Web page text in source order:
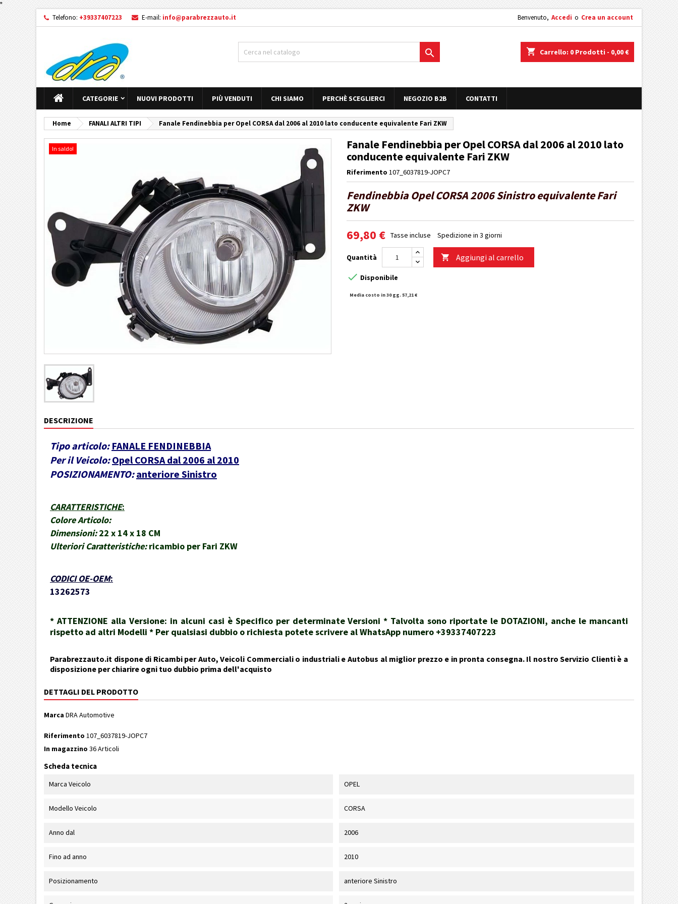
"
Telefono: +39337407223 E-mail: info@parabrezzauto.it Benvenuto, Accedi o Crea un account
shopping_cart Carrello: 0 Prodotti - 0,00 €

CATEGORIE NUOVI PRODOTTI PIÙ VENDUTI CHI SIAMO PERCHÈ SCEGLIERCI NEGOZIO B2B CONTATTI
Home FANALI ALTRI TIPI Fanale Fendinebbia per Opel CORSA dal 2006 al 2010 lato conducente equivalente Fari ZKW
In saldo!
Fanale Fendinebbia per Opel CORSA dal 2006 al 2010 lato
conducente equivalente Fari ZKW
Riferimento 107_6037819-JOPC7
Fendinebbia Opel CORSA 2006 Sinistro equivalente Fari
ZKW
69,80 € Tasse incluse Spedizione in 3 giorni
Quantità  Aggiungi al carrello
 Disponibile
Media costo in 30 gg. 57,21 €
DESCRIZIONE
Tipo articolo: FANALE FENDINEBBIA
Per il Veicolo: Opel CORSA dal 2006 al 2010
POSIZIONAMENTO: anteriore Sinistro
CARATTERISTICHE:
Colore Articolo:
Dimensioni: 22 x 14 x 18 CM
Ulteriori Caratteristiche: ricambio per Fari ZKW
CODICI OE-OEM:
13262573
* ATTENZIONE alla Versione: in alcuni casi è Specifico per determinate Versioni * Talvolta sono riportate le DOTAZIONI, anche le mancanti
rispetto ad altri Modelli * Per qualsiasi dubbio o richiesta potete scrivere al WhatsApp numero +39337407223
Parabrezzauto.it dispone di Ricambi per Auto, Veicoli Commerciali o industriali e Autobus al miglior prezzo e in pronta consegna. Il nostro Servizio Clienti è a
disposizione per chiarire ogni tuo dubbio prima dell'acquisto
DETTAGLI DEL PRODOTTO
Marca DRA Automotive
Riferimento 107_6037819-JOPC7
In magazzino 36 Articoli
Scheda tecnica
Marca Veicolo OPEL
Modello Veicolo CORSA
Anno dal 2006
Fino ad anno 2010
Posizionamento anteriore Sinistro